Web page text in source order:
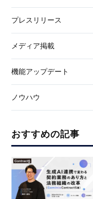
プレスリリース
メディア掲載
機能アップデート
ノウハウ
おすすめの記事